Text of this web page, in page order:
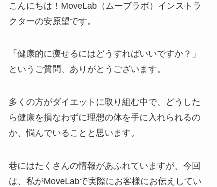
こんにちは！MoveLab（ムーブラボ）インストラ
クターの安原望です。
「健康的に痩せるにはどうすればいいですか？」
というご質問、ありがとうございます。
多くの方がダイエットに取り組む中で、どうした
ら健康を損なわずに理想の体を手に入れられるの
か、悩んでいることと思います。
巷にはたくさんの情報があふれていますが、今回
は、私がMoveLabで実際にお客様にお伝えしてい